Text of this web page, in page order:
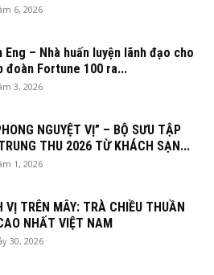
6, 2026
Eng – Nhà huấn luyện lãnh đạo cho
đoàn Fortune 100 ra...
3, 2026
NGUYỆT VỊ” – BỘ SƯU TẬP
THU 2026 TỪ KHÁCH SẠN...
1, 2026
VỊ TRÊN MÂY: TRÀ CHIỀU THUẦN
NHẤT VIỆT NAM
30, 2026